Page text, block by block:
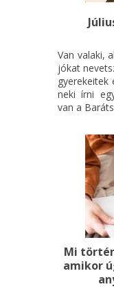
Van valaki,
jókat
gyerekeitek
neki írni
van a
Mi
amikor